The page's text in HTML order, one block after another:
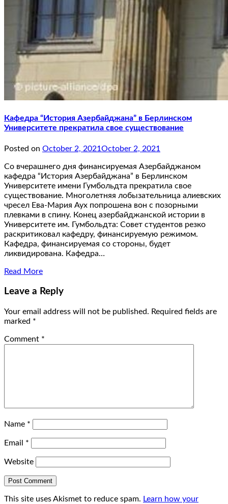
Кафедра “История Азербайджана” в Берлинском
Университете прекратила свое существование
Posted on October 2, 2021 October 2, 2021
Со вчерашнего дня финансируемая Азербайджаном
кафедра “История Азербайджана” в Берлинском
Университете имени Гумбольдта прекратила свое
существование. Многолетняя лобызательница алиевских
чресел Ева-Мария Аух попрошена вон с позорными
плевками в спину. Конец азербайджанской истории в
Университете им. Гумбольдта: Совет студентов резко
раскритиковал кафедру, финансируемую режимом.
Кафедра, финансируемая со стороны, будет
ликвидирована. Кафедра…
Read More
Leave a Reply
Your email address will not be published. Required fields are
marked *
Comment *
Name *
Email *
Website
This site uses Akismet to reduce spam. Learn how your